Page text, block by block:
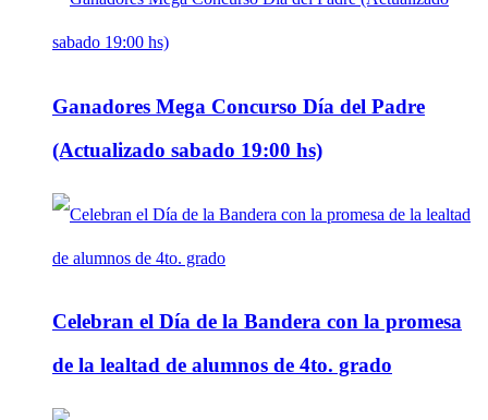
Ganadores Mega Concurso Día del Padre
(Actualizado sabado 19:00 hs)
Celebran el Día de la Bandera con la promesa
de la lealtad de alumnos de 4to. grado